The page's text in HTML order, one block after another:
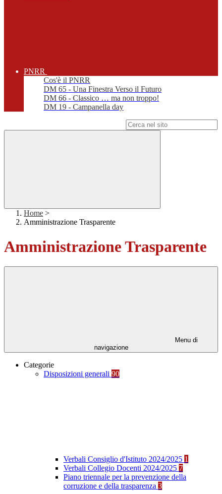
PNRR
Cos'è il PNRR
DM 65 - Una Finestra Verso il Futuro
DM 66 - Classico … ma non troppo!
DM 19 - Campanella day
Home >
Amministrazione Trasparente
Amministrazione Trasparente
Menu di
navigazione
Categorie
Disposizioni generali 90
Verbali Consiglio d'Istituto 2024/2025 1
Verbali Collegio Docenti 2024/2025 7
Piano triennale per la prevenzione della
corruzione e della trasparenza 3